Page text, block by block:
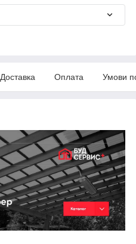
Доставка Оплата Умови